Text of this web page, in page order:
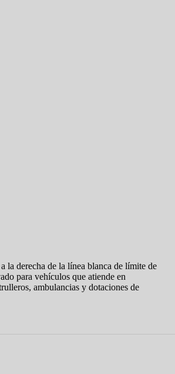
la derecha de la línea blanca de límite de
para vehículos que atiende en
ambulancias y dotaciones de